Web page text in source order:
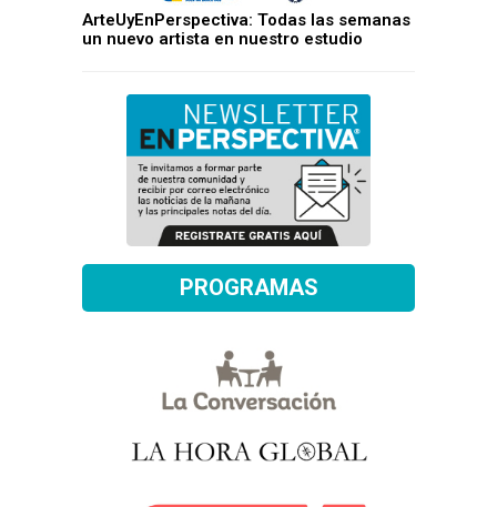
ArteUyEnPerspectiva: Todas las semanas
un nuevo artista en nuestro estudio
PROGRAMAS